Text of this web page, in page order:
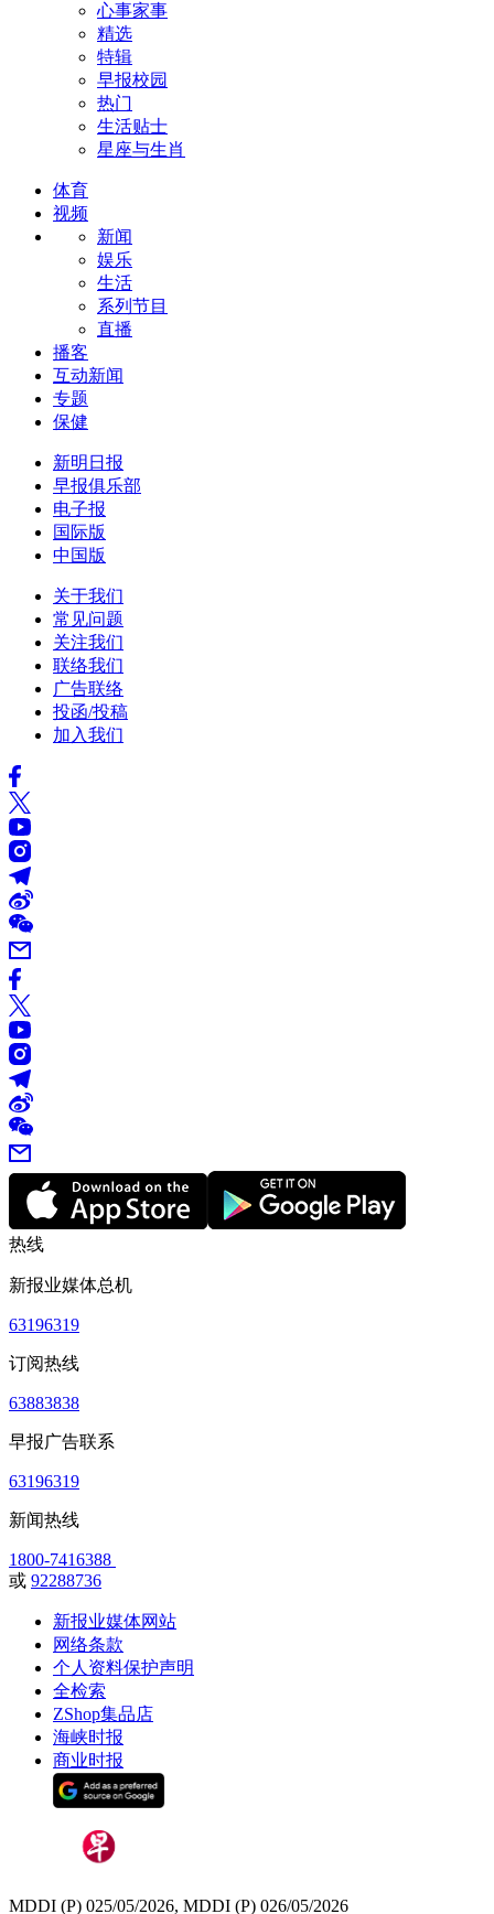
心事家事
精选
特辑
早报校园
热门
生活贴士
星座与生肖
体育
视频
新闻
娱乐
生活
系列节目
直播
播客
互动新闻
专题
保健
新明日报
早报俱乐部
电子报
国际版
中国版
关于我们
常见问题
关注我们
联络我们
广告联络
投函/投稿
加入我们
热线
新报业媒体总机
63196319
订阅热线
63883838
早报广告联系
63196319
新闻热线
1800-7416388
或 92288736
新报业媒体网站
网络条款
个人资料保护声明
全检索
ZShop集品店
海峡时报
商业时报
MDDI (P) 025/05/2026, MDDI (P) 026/05/2026